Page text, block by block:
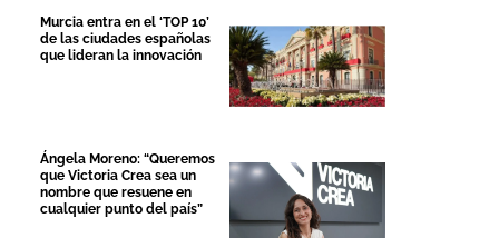
Murcia entra en el ‘TOP 10’
de las ciudades españolas
que lideran la innovación
Ángela Moreno: “Queremos
que Victoria Crea sea un
nombre que resuene en
cualquier punto del país”